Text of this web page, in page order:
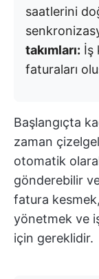
saatlerini
takımları: İş
faturaları
Başlangıçta
zaman
otomatik
gönderebilir
fatura kesmek,
yönetmek ve
için gereklidir.